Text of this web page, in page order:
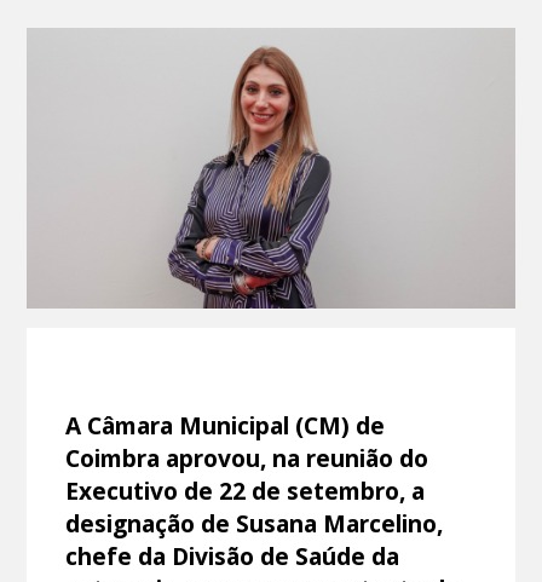
A Câmara Municipal (CM) de
Coimbra aprovou, na reunião do
Executivo de 22 de setembro, a
designação de Susana Marcelino,
chefe da Divisão de Saúde da